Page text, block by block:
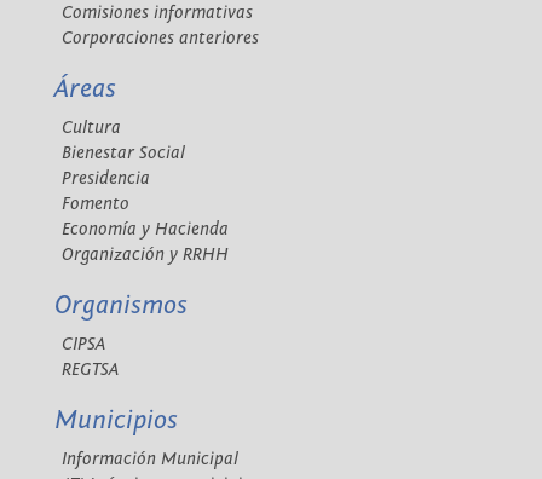
Comisiones informativas
Corporaciones anteriores
Áreas
Cultura
Bienestar Social
Presidencia
Fomento
Economía y Hacienda
Organización y RRHH
Organismos
CIPSA
REGTSA
Municipios
Información Municipal